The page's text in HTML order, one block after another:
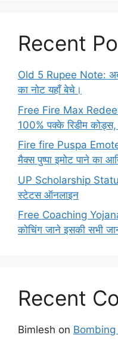
Recent
Old 5 Rupee Note:
का नोट यहाँ बेचे।
Free Fire Max
100% पक्के रिडीम
Fire fire Puspa
मैक्स पुष्पा इमोट पाने का
UP Scholarship
स्टेटस ऑनलाइन
Free Coaching Yojana:
कोचिंग जाने इसकी सभी
Recent
Bimlesh on